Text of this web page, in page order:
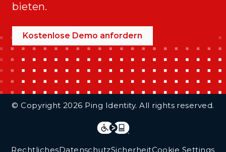
bieten.
Kostenlose Demo anfordern
© Copyright 2026 Ping Identity. All rights reserved.
RechtlichesDatenschutzSicherheitCookie Settings